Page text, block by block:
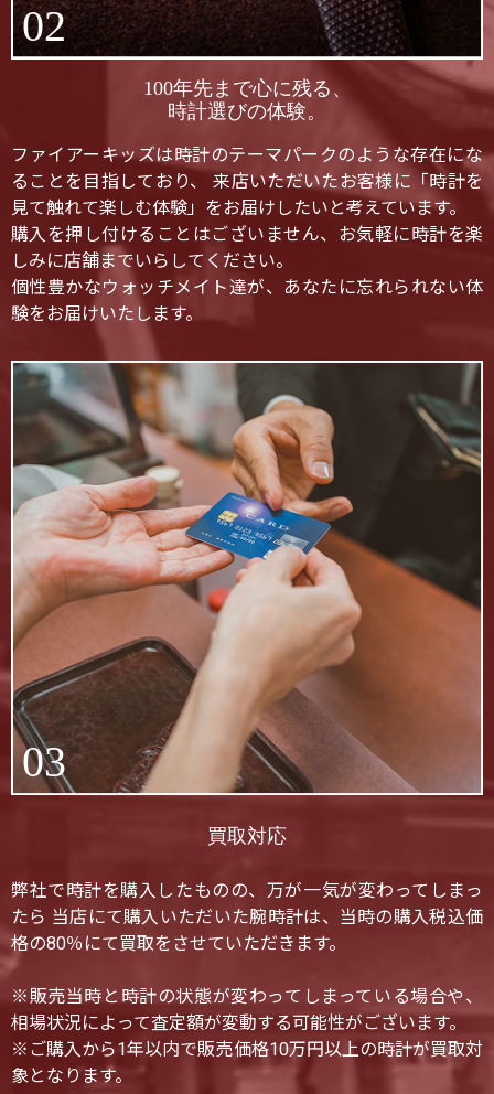
02
100年先まで心に残る、
時計選びの体験。
ファイアーキッズは時計のテーマパークのような存在にな
ることを目指しており、 来店いただいたお客様に「時計を
見て触れて楽しむ体験」をお届けしたいと考えています。
購入を押し付けることはございません、お気軽に時計を楽
しみに店舗までいらしてください。
個性豊かなウォッチメイト達が、あなたに忘れられない体
験をお届けいたします。
03
買取対応
弊社で時計を購入したものの、万が一気が変わってしまっ
たら 当店にて購入いただいた腕時計は、当時の購入税込価
格の80％にて買取をさせていただきます。
※販売当時と時計の状態が変わってしまっている場合や、
相場状況によって査定額が変動する可能性がございます。
※ご購入から1年以内で販売価格10万円以上の時計が買取対
象となります。